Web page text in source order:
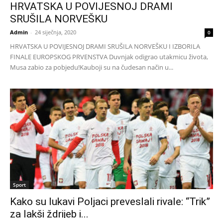
HRVATSKA U POVIJESNOJ DRAMI
SRUŠILA NORVEŠKU
Admin - 24 siječnja, 2020 0
HRVATSKA U POVIJESNOJ DRAMI SRUŠILA NORVEŠKU I IZBORILA
FINALE EUROPSKOG PRVENSTVA Duvnjak odigrao utakmicu života,
Musa zabio za pobjedu!Kauboji su na čudesan način u...
Sport
Kako su lukavi Poljaci preveslali rivale: “Trik”
za lakši ždrijeb i...